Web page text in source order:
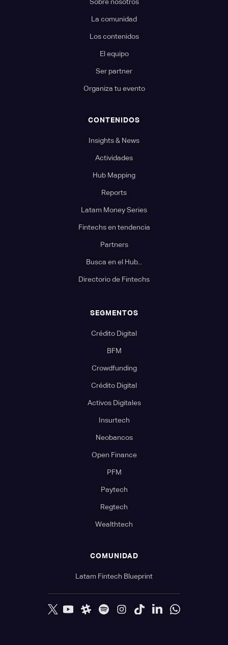
La comunidad
Los contenidos
El equipo
Ser partner
Organiza tu evento
CONTENIDOS
Insights & News
Actividades
Hub Mapping
Reports
Latam Money Series
Fintechs en tendencia
Partners
Busca en el Hub...
Directorio de Fintechs
SEGMENTOS
Crédito Digital
BFM
Crowdfunding
Crédito Digital
Activos Digitales
Insurtech
Neobancos
Open Finance
PFM
Paytech
Regtech
Wealthtech
COMUNIDAD
Latam Fintech Blueprint